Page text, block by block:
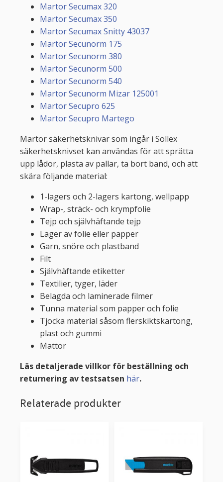
Martor Secumax 320
Martor Secumax 350
Martor Secumax Snitty 43037
Martor Secunorm 175
Martor Secunorm 380
Martor Secunorm 500
Martor Secunorm 540
Martor Secunorm Mizar 125001
Martor Secupro 625
Martor Secupro Martego
Martor säkerhetsknivar som ingår i Sollex
säkerhetsknivset kan användas för att sprätta
upp lådor, plasta av pallar, ta bort band, och att
skära följande material:
1-lagers och 2-lagers kartong, wellpapp
Wrap-, sträck- och krympfolie
Tejp och självhäftande tejp
Lager av folie eller papper
Garn, snöre och plastband
Filt
Självhäftande etiketter
Textilier, tyger, läder
Belagda och laminerade filmer
Tunna material som papper och folie
Tjocka material såsom flerskiktskartong,
plast och gummi
Mattor
Läs detaljerade villkor för beställning och
returnering av testsatsen här.
Relaterade produkter